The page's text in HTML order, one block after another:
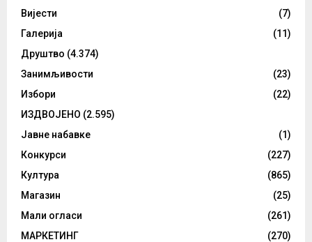
Вијести
(7)
Галерија
(11)
Друштво (4.374)
Занимљивости
(23)
Избори
(22)
ИЗДВОЈЕНО (2.595)
Јавне набавке
(1)
Конкурси
(227)
Култура
(865)
Магазин
(25)
Мали огласи
(261)
МАРКЕТИНГ
(270)